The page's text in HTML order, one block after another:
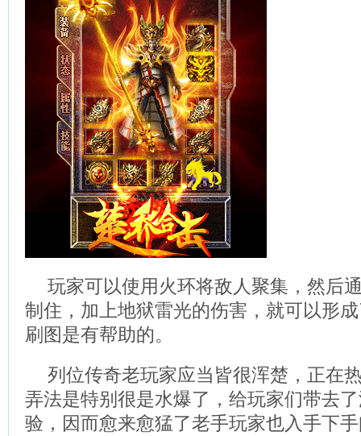
玩家可以使用火环将敌人聚集，然后
制住，加上地狱雷光的伤害，就可以形
刷图是有帮助的。
列位传奇老玩家应当皆很浑楚，正在
弄法是特别很是水爆了，给玩家们带去
验，因而愈来愈猛了老手玩家也入手下